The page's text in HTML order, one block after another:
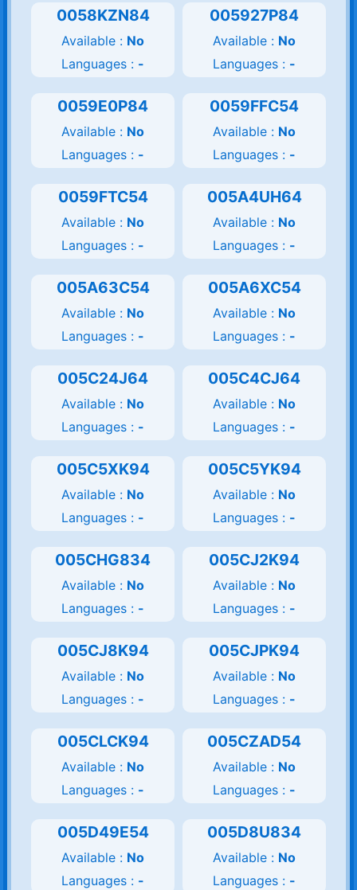
0058KZN84
Available : No
Languages : -
005927P84
Available : No
Languages : -
0059E0P84
Available : No
Languages : -
0059FFC54
Available : No
Languages : -
0059FTC54
Available : No
Languages : -
005A4UH64
Available : No
Languages : -
005A63C54
Available : No
Languages : -
005A6XC54
Available : No
Languages : -
005C24J64
Available : No
Languages : -
005C4CJ64
Available : No
Languages : -
005C5XK94
Available : No
Languages : -
005C5YK94
Available : No
Languages : -
005CHG834
Available : No
Languages : -
005CJ2K94
Available : No
Languages : -
005CJ8K94
Available : No
Languages : -
005CJPK94
Available : No
Languages : -
005CLCK94
Available : No
Languages : -
005CZAD54
Available : No
Languages : -
005D49E54
Available : No
Languages : -
005D8U834
Available : No
Languages : -